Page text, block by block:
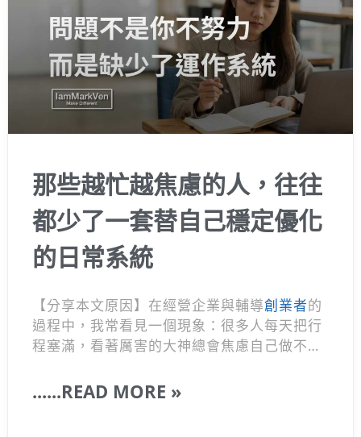
那些越忙越焦慮的人，往往
都少了一套替自己穩定優化
的日常系統
【分享本文原因】在經營企業與輔導創業者的
過程中，我常看見一個現象：很多人每天把行
程塞滿，看著厲害的大神總會焦慮自己做不
我也曾因為達不到目標而感到無力。後來我發
......READ MORE »